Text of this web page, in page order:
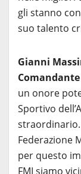
gli stanno
suo talento
Gianni
un onore
Sportivo
Federazione
per questo
FMI siamo